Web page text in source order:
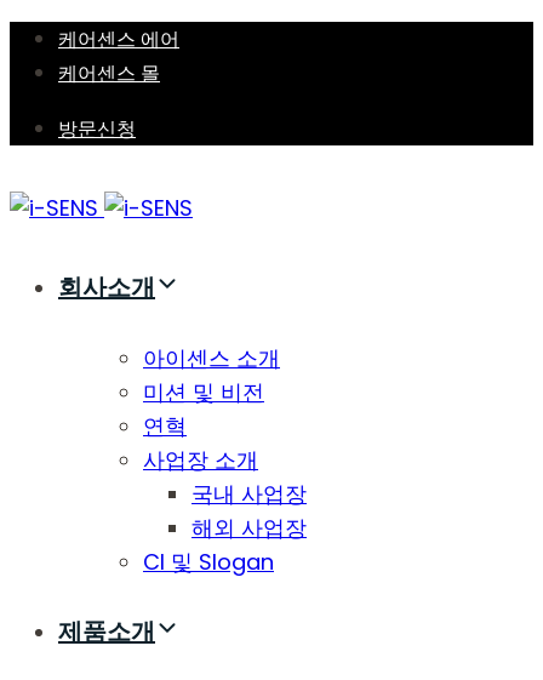
Skip
links
Skip
navigation
to
케어센스 에어
케어센스 몰
방문신청
회사소개
아이센스 소개
미션 및 비전
연혁
사업장 소개
국내 사업장
해외 사업장
CI 및 Slogan
제품소개